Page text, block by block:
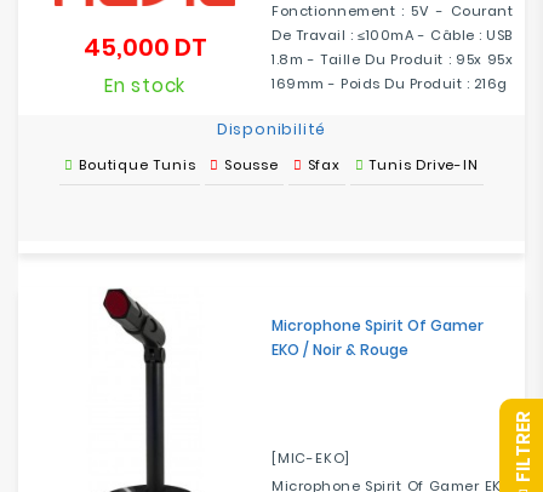
Fonctionnement : 5V - Courant
De Travail : ≤100mA - Câble : USB
1.8m - Taille Du Produit : 95x 95x
169mm - Poids Du Produit : 216g
45,000 DTPrix
En stock
Disponibilité
Boutique Tunis Sousse Sfax Tunis Drive-IN
Microphone Spirit Of Gamer
EKO / Noir & Rouge
[MIC-EKO]
Microphone Spirit Of Gamer EKO
R